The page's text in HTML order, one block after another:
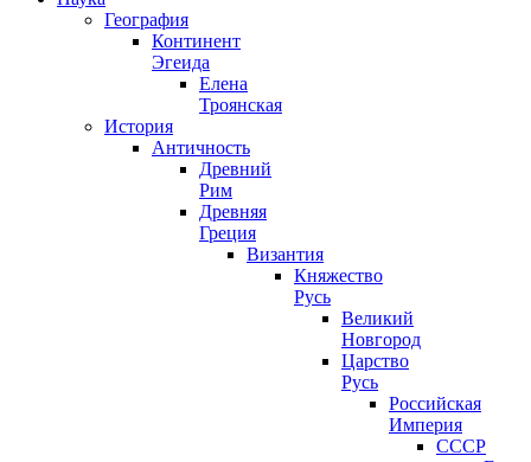
География
Континент
Эгеида
Елена
Троянская
История
Античность
Древний
Рим
Древняя
Греция
Византия
Княжество
Русь
Великий
Новгород
Царство
Русь
Российская
Империя
СССР